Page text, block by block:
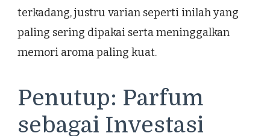
terkadang, justru varian seperti inilah yang
paling sering dipakai serta meninggalkan
memori aroma paling kuat.
Penutup: Parfum
sebagai Investasi